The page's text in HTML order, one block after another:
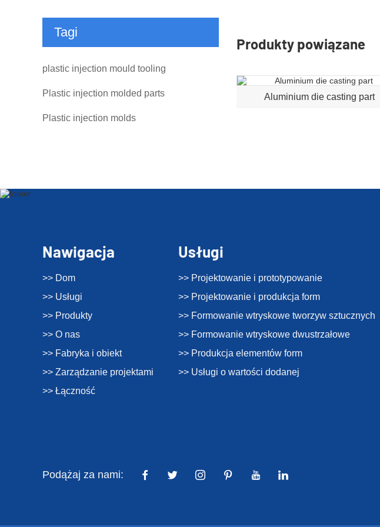
Produkty powiązane
Aluminium die casting part
Tagi
plastic injection mould tooling
Plastic injection molded parts
Plastic injection molds
Nawigacja
>> Dom
>> Usługi
>> Produkty
>> O nas
>> Fabryka i obiekt
>> Zarządzanie projektami
>> Łączność
Usługi
>> Projektowanie i prototypowanie
>> Projektowanie i produkcja form
>> Formowanie wtryskowe tworzyw sztucznych
>> Formowanie wtryskowe dwustrzałowe
>> Produkcja elementów form
>> Usługi o wartości dodanej
Podążaj za nami: